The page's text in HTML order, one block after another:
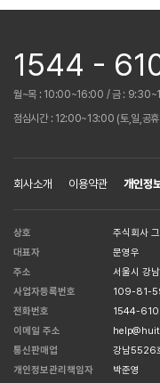
1544 -
월~목 : 10:00~16:00 / 금 :
점심시간 : 12:00~13:00 (토,일,공휴
회사소개 이용약관 개인정
상호
주식회사 그
대표자
문영우
주소
서울시 강
사업자등록번호
109-81-
전화번호
1544-
이메일 주소
통신판매업
강남5526
개인정보관리책임자
박준영